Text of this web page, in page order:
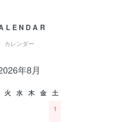
カレンダー
年8月
火 水 木 金
土
1